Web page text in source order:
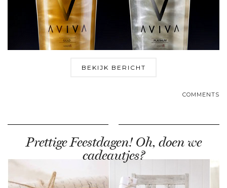
BEKIJK BERICHT
COMMENTS
Prettige Feestdagen! Oh, doen we
cadeautjes?